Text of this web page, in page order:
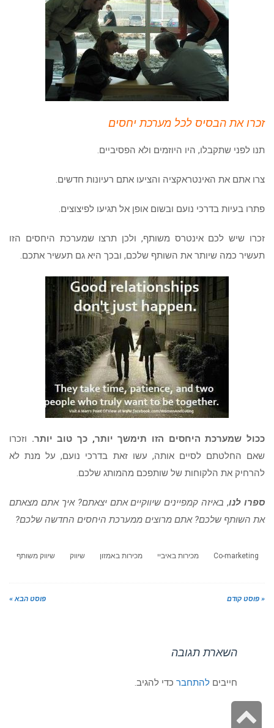
זכרו את הבסיס לכל מערכת יחסים
תנו לפני שתקבלו, היו היוזמים ולא הפסיביים.
צרו אתם את האינטראקציה והציעו אתם רעיונות חדשים.
פתרו בעיות בדרכי נועם ובשום אופן אל תגיעו לפיצוצים.
זכרו שיש לכם אינטרס משותף, ולכן תרצו שמערכת היחסים הזו
תעשיר כמה שיותר את השותף שלכם, ובכך היא גם תעשיר אתכם.
ככול שמערכת היחסים הזו תימשך יותר, כך טוב יותר. וזכרו
שאם החלטתם לסיים אותה, עשו זאת בדרכי נועם, על מנת לא
להרחיק את הלקוחות של שותפכם מהמותג שלכם.
ספרו לנו, באיזה קמפיינים שיווקיים אתם יצאתם? איך אתם מצאתם
את השותף שלכם? אתם מרוצים ממערכת היחסים החדשה שלכם?
Co-marketing מכירות באיביי מכירות באמזון שיווק שיווק משותף
« פוסט קודם פוסט הבא »
השארת תגובה
חייבים להתחבר כדי להגיב.